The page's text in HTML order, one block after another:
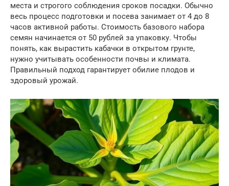
места и строгого соблюдения сроков посадки. Обычно
весь процесс подготовки и посева занимает от 4 до 8
часов активной работы. Стоимость базового набора
семян начинается от 50 рублей за упаковку. Чтобы
понять, как вырастить кабачки в открытом грунте,
нужно учитывать особенности почвы и климата.
Правильный подход гарантирует обилие плодов и
здоровый урожай.